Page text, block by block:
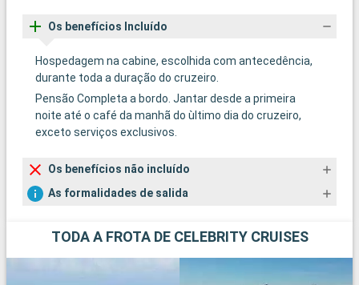
Os benefícios Incluído
Hospedagem na cabine, escolhida com antecedência,
durante toda a duração do cruzeiro.
Pensão Completa a bordo. Jantar desde a primeira
noite até o café da manhã do ùltimo dia do cruzeiro,
exceto serviços exclusivos.
Os benefícios não incluído
As formalidades de salida
TODA A FROTA DE CELEBRITY CRUISES